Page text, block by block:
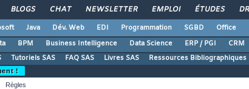
BLOGS CHAT NEWSLETTER EMPLOI ÉTUDES
Java Dév. Web EDI Programmation SGBD Office
BPM Business Intelligence Data Science ERP / PGI CRM
Tutoriels SAS FAQ SAS Livres SAS Ressources Bibliographiques
!
Règles